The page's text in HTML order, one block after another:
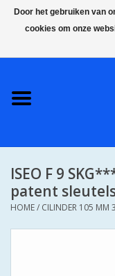
S2 COMPLETE VEILIGE
SKG**
IEDERE GEWENSTE
ISEO F 9
patent
HOME/ CILINDER 105 MM
Door het gebruiken van
cookies om onze